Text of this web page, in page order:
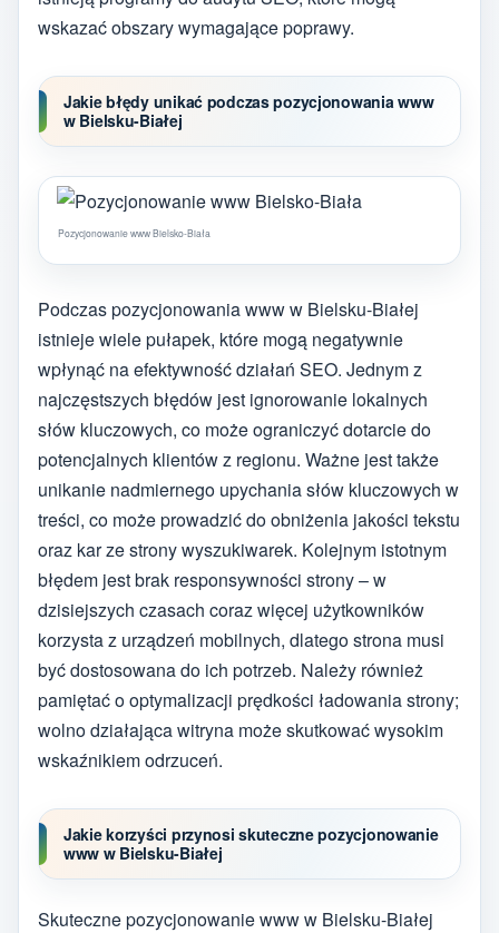
wskazać obszary wymagające poprawy.
Jakie błędy unikać podczas pozycjonowania www
w Bielsku-Białej
Pozycjonowanie www Bielsko-Biała
Podczas pozycjonowania www w Bielsku-Białej
istnieje wiele pułapek, które mogą negatywnie
wpłynąć na efektywność działań SEO. Jednym z
najczęstszych błędów jest ignorowanie lokalnych
słów kluczowych, co może ograniczyć dotarcie do
potencjalnych klientów z regionu. Ważne jest także
unikanie nadmiernego upychania słów kluczowych w
treści, co może prowadzić do obniżenia jakości tekstu
oraz kar ze strony wyszukiwarek. Kolejnym istotnym
błędem jest brak responsywności strony – w
dzisiejszych czasach coraz więcej użytkowników
korzysta z urządzeń mobilnych, dlatego strona musi
być dostosowana do ich potrzeb. Należy również
pamiętać o optymalizacji prędkości ładowania strony;
wolno działająca witryna może skutkować wysokim
wskaźnikiem odrzuceń.
Jakie korzyści przynosi skuteczne pozycjonowanie
www w Bielsku-Białej
Skuteczne pozycjonowanie www w Bielsku-Białej